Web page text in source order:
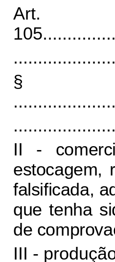
Art.
105
II -
estocagem,
falsificada,
que tenha
de
III -